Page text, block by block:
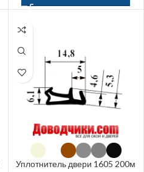
Уплотнитель двери 1605 200м